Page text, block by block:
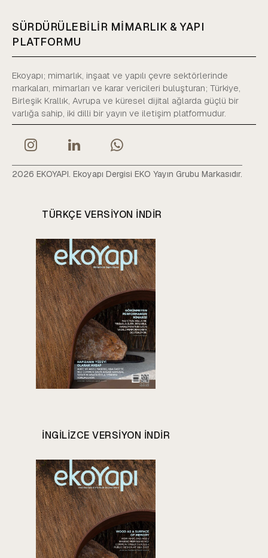
SÜRDÜRÜLEBİLİR MİMARLIK & YAPI
PLATFORMU
Ekoyapı; mimarlık, inşaat ve yapılı çevre sektörlerinde
markaları, mimarları ve karar vericileri buluşturan; Türkiye,
Birleşik Krallık, Avrupa ve küresel dijital ağlarda güçlü bir
varlığa sahip, iki dilli bir yayın ve iletişim platformudur.
2026 EKOYAPI. Ekoyapı Dergisi EKO Yayın Grubu Markasıdır.
TÜRKÇE VERSIYON INDIR
INGILIZCE VERSIYON INDIR